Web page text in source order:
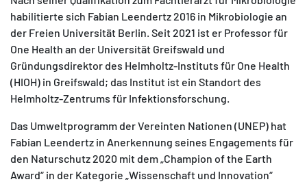
habilitierte sich Fabian Leendertz 2016 in Mikrobiologie an
der Freien Universität Berlin. Seit 2021 ist er Professor für
One Health an der Universität Greifswald und
Gründungsdirektor des Helmholtz-Instituts für One Health
(HIOH) in Greifswald; das Institut ist ein Standort des
Helmholtz-Zentrums für Infektionsforschung.
Das Umweltprogramm der Vereinten Nationen (UNEP) hat
Fabian Leendertz in Anerkennung seines Engagements für
den Naturschutz 2020 mit dem „Champion of the Earth
Award“ in der Kategorie „Wissenschaft und Innovation“